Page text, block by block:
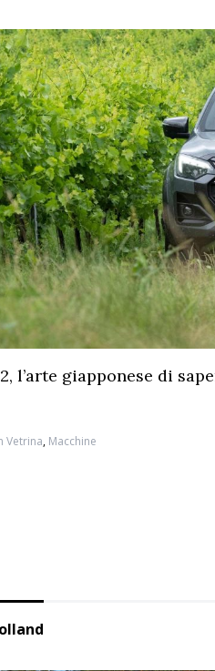
l’arte giapponese di
Vetrina, Macchine